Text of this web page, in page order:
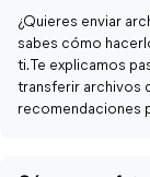
¿Quieres enviar
sabes cómo
ti. Te explicamos
transferir archivos
recomendaciones